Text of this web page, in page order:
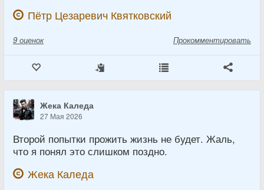
Пётр Цезаревич Квятковский
9 оценок Прокомментировать
Жека Каледа
27 Мая 2026
Второй попытки прожить жизнь не будет. Жаль,
что я понял это слишком поздно.
Жека Каледа